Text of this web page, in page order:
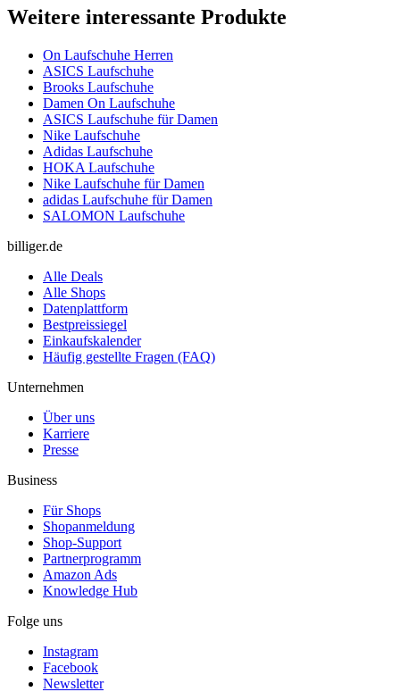
Weitere interessante Produkte
On Laufschuhe Herren
ASICS Laufschuhe
Brooks Laufschuhe
Damen On Laufschuhe
ASICS Laufschuhe für Damen
Nike Laufschuhe
Adidas Laufschuhe
HOKA Laufschuhe
Nike Laufschuhe für Damen
adidas Laufschuhe für Damen
SALOMON Laufschuhe
billiger.de
Alle Deals
Alle Shops
Datenplattform
Bestpreissiegel
Einkaufskalender
Häufig gestellte Fragen (FAQ)
Unternehmen
Über uns
Karriere
Presse
Business
Für Shops
Shopanmeldung
Shop-Support
Partnerprogramm
Amazon Ads
Knowledge Hub
Folge uns
Instagram
Facebook
Newsletter